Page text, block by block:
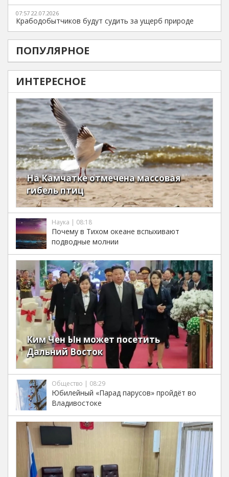
07:57 22.07.2026
Крабодобытчиков будут судить за ущерб природе
ПОПУЛЯРНОЕ
ИНТЕРЕСНОЕ
На Камчатке отмечена массовая
гибель птиц
Наука | 08:18
Почему в Тихом океане вспыхивают
подводные молнии
Ким Чен Ын может посетить
Дальний Восток
Общество | 08:29
Юбилейный «Парад парусов» пройдёт во
Владивостоке